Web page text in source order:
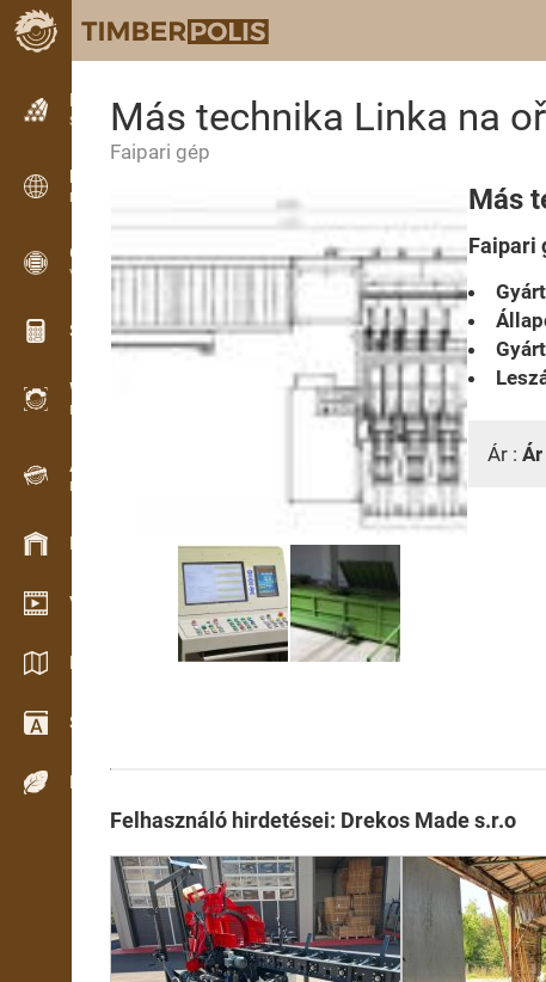
Hirdetések
Szöveges hirdetések
Hirdetések
Nemzetközi hirdetések
OPTI-TIMB
Vágásképek
Számológép famunkákhoz
WoodProfi
Fa térfogata MI-vel
Adatgyűjtő
Faanyag-nyilvántartás terepen
Készlet kezelés
Video bemutatóterem
Katalógusok / Prospektusok
Szótár
Fafajok
Más technika Linka na
Faipari gép
Más
Faipari
Ár :
Felhasználó hirdetései: Drekos Made s.r.o